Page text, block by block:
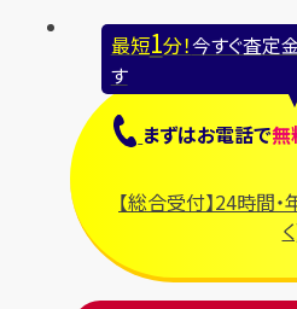
最短1分！今すぐ査定
す
まずはお電話で無
【総合受付】24時間